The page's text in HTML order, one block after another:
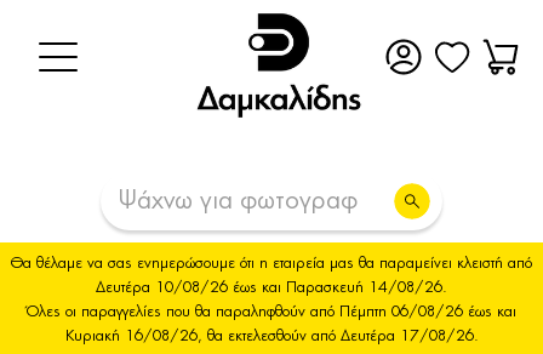
Θα θέλαμε να σας ενημερώσουμε ότι η εταιρεία μας θα παραμείνει κλειστή από
Δευτέρα 10/08/26 έως και Παρασκευή 14/08/26.
Όλες οι παραγγελίες που θα παραληφθούν από Πέμπτη 06/08/26 έως και
Κυριακή 16/08/26, θα εκτελεσθούν από Δευτέρα 17/08/26.